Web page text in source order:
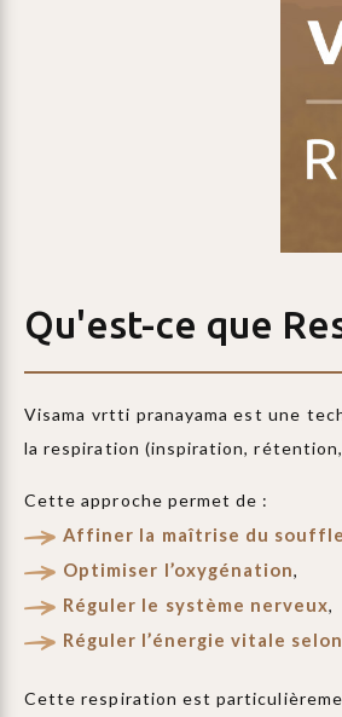
Qu'est-ce que
Visama vrtti pranayama est une
la respiration (inspiration,
Cette approche permet de :
Affiner la maîtrise du souffle
Optimiser l’oxygénation,
Réguler le système nerveux,
Réguler l’énergie vitale
Cette respiration est